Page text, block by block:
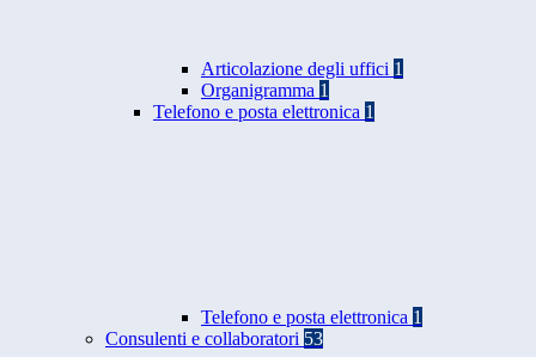
Articolazione degli uffici 1
Organigramma 1
Telefono e posta elettronica 1
Telefono e posta elettronica 1
Consulenti e collaboratori 53